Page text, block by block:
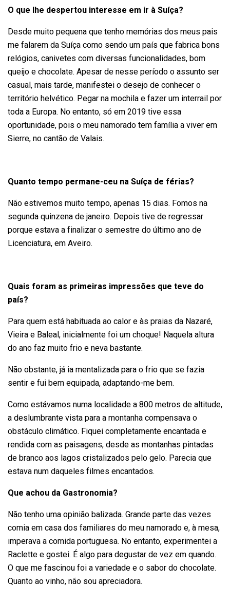
O que lhe despertou interesse em ir à Suíça?
Desde muito pequena que tenho memórias dos meus pais
me falarem da Suíça como sendo um país que fabrica bons
relógios, canivetes com diversas funcionalidades, bom
queijo e chocolate. Apesar de nesse período o assunto ser
casual, mais tarde, manifestei o desejo de conhecer o
território helvético. Pegar na mochila e fazer um interrail por
toda a Europa. No entanto, só em 2019 tive essa
oportunidade, pois o meu namorado tem família a viver em
Sierre, no cantão de Valais.
Quanto tempo permane-ceu na Suíça de férias?
Não estivemos muito tempo, apenas 15 dias. Fomos na
segunda quinzena de janeiro. Depois tive de regressar
porque estava a finalizar o semestre do último ano de
Licenciatura, em Aveiro.
Quais foram as primeiras impressões que teve do
país?
Para quem está habituada ao calor e às praias da Nazaré,
Vieira e Baleal, inicialmente foi um choque! Naquela altura
do ano faz muito frio e neva bastante.
Não obstante, já ia mentalizada para o frio que se fazia
sentir e fui bem equipada, adaptando-me bem.
Como estávamos numa localidade a 800 metros de altitude,
a deslumbrante vista para a montanha compensava o
obstáculo climático. Fiquei completamente encantada e
rendida com as paisagens, desde as montanhas pintadas
de branco aos lagos cristalizados pelo gelo. Parecia que
estava num daqueles filmes encantados.
Que achou da Gastronomia?
Não tenho uma opinião balizada. Grande parte das vezes
comia em casa dos familiares do meu namorado e, à mesa,
imperava a comida portuguesa. No entanto, experimentei a
Raclette e gostei. É algo para degustar de vez em quando.
O que me fascinou foi a variedade e o sabor do chocolate.
Quanto ao vinho, não sou apreciadora.